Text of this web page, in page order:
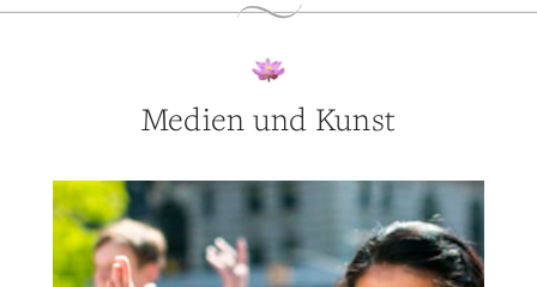
Medien und Kunst